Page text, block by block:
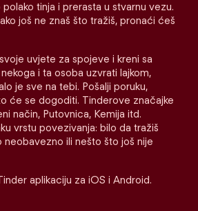
tinja i prerasta u stvarnu vezu.
još ne znaš što tražiš, pronaći ćeš
uvjete za spojeve i kreni sa
i ta osoba uzvrati lajkom,
je sve na tebi. Pošalji poruku,
će se dogoditi. Tinderove značajke
način, Putovnica, Kemija itd.
vrstu povezivanja: bilo da tražiš
neobavezno ili nešto što još nije
aplikaciju za iOS i Android.